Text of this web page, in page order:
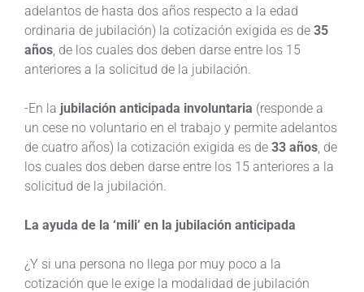
adelantos de hasta dos años respecto a la edad
ordinaria de jubilación) la cotización exigida es de 35
años , de los cuales dos deben darse entre los 15
anteriores a la solicitud de la jubilación.
-En la jubilación anticipada involuntaria (responde a
un cese no voluntario en el trabajo y permite adelantos
de cuatro años) la cotización exigida es de 33 años , de
los cuales dos deben darse entre los 15 anteriores a la
solicitud de la jubilación.
La ayuda de la ‘mili’ en la jubilación anticipada
¿Y si una persona no llega por muy poco a la
cotización que le exige la modalidad de jubilación